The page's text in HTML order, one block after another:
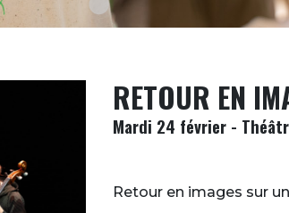
RETOUR EN
Mardi 24 février -
Retour en images sur